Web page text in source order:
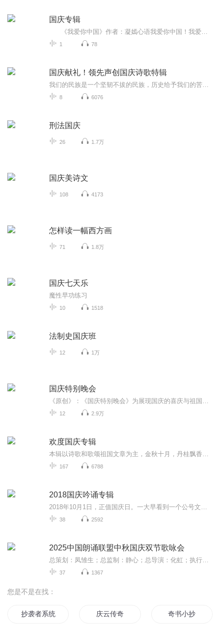
国庆专辑
1 78
国庆献礼！领先声创国庆诗歌特辑
8 6076
刑法国庆
26 1.7万
国庆美诗文
108 4173
怎样读一幅西方画
71 1.8万
国庆七天乐
魔性早功练习
10 1518
法制史国庆班
12 1万
国庆特别晚会
12 2.9万
欢度国庆专辑
167 6788
2018国庆吟诵专辑
38 2592
2025中国朗诵联盟中秋国庆双节歌咏会
37 1367
您是不是在找：
抄袭者系统 庆云传奇 奇书小抄